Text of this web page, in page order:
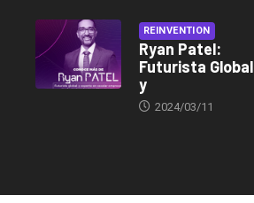
REINVENTION
Ryan Patel:
Futurista Global
y
2024/03/11